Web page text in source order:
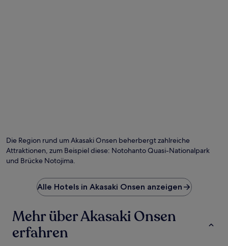
Die Region rund um Akasaki Onsen beherbergt zahlreiche
Attraktionen, zum Beispiel diese: Notohanto Quasi-Nationalpark
und Brücke Notojima.
Alle Hotels in Akasaki Onsen anzeigen
Mehr über Akasaki Onsen
erfahren